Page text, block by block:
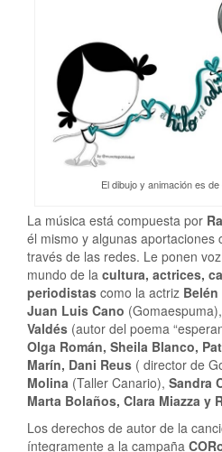
El dibujo y animación es
La música está compuesta por
él mismo y algunas aportaciones
través de las redes. Le ponen
mundo de la cultura, actrices,
periodistas como la actriz Belén
Juan Luis Cano (Gomaespuma),
Valdés (autor del poema
Olga Román, Sheila Blanco,
Marín, Dani Reus ( director de
Molina (Taller Canario), Sandra
Marta Bolaños, Clara Miazza y
Los derechos de autor de la
íntegramente a la campaña